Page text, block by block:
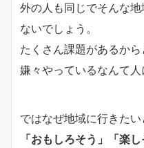
外の人も同じでそんな
ないでしょう。
たくさん課題があるか
嫌々やっているなんて人
ではなぜ地域に行きた
「おもしろそう」「楽し